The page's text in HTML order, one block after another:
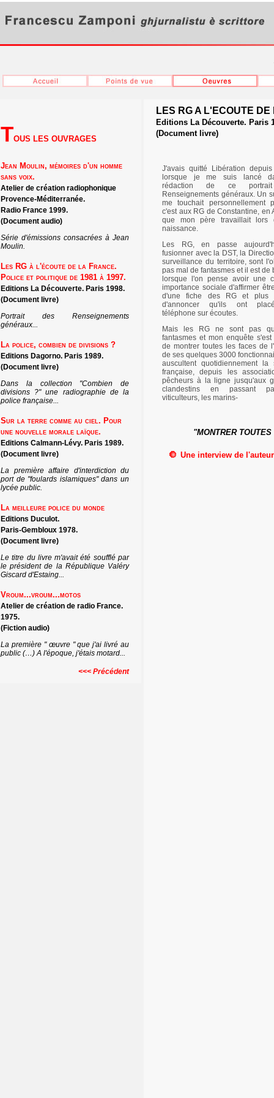
TOUS LES OUVRAGES
Jean Moulin, mémoires d'un homme
sans voix.
Atelier de création radiophonique
Provence-Méditerranée.
Radio France 1999.
(Document audio)
Série d'émissions consacrées à Jean
Moulin.
Les RG à l'écoute de la France.
Police et politique de 1981 à 1997.
Editions La Découverte. Paris 1998.
(Document livre)
Portrait des Renseignements
généraux...
La police, combien de divisions ?
Editions Dagorno. Paris 1989.
(Document livre)
Dans la collection "Combien de
divisions ?" une radiographie de la
police française...
Sur la terre comme au ciel. Pour
une nouvelle morale laïque.
Editions Calmann-Lévy. Paris 1989.
(Document livre)
La première affaire d'interdiction du
port de "foulards islamiques" dans un
lycée public.
La meilleure police du monde
Editions Duculot.
Paris-Gembloux 1978.
(Document livre)
Le titre du livre m'avait été soufflé par
le président de la République Valéry
Giscard d'Estaing...
Vroum...vroum...motos
Atelier de création de radio France.
1975.
(Fiction audio)
La première " œuvre " que j'ai livré au
public (…) A l'époque, j'étais motard...
<<< Précédent
LES RG A L'ECOUTE
Editions La Découverte. Paris
(Document livre)
J'avais quitté Libération
lorsque je me suis lancé
rédaction de ce
Renseignements généraux. Un
me touchait personnellement
c'est aux RG de Constantine, en
que mon père travaillait lors
naissance.
Les RG, en passe
fusionner avec la DST, la
surveillance du territoire, sont
pas mal de fantasmes et il est de
lorsque l'on pense avoir une
importance sociale d'affirmer
d'une fiche des RG et plus
d'annoncer qu'ils ont
téléphone sur écoutes.
Mais les RG ne sont pas
fantasmes et mon enquête s'est
de montrer toutes les faces de
de ses quelques 3000
auscultent quotidiennement la
française, depuis les
pêcheurs à la ligne jusqu'aux
clandestins en passant
viticulteurs, les marins-
"MONTRER
Une interview de